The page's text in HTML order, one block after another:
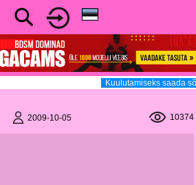
Kuulutamiseks saada
2009-10-05 10374